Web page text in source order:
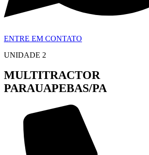
ENTRE EM CONTATO
UNIDADE 2
MULTITRACTOR
PARAUAPEBAS/PA